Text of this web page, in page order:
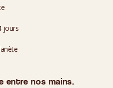
jours
entre nos mains.